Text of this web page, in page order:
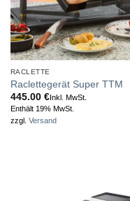
RACLETTE
Raclettegerät Super TTM
445.00 €Inkl. MwSt.
Enthält 19% MwSt.
zzgl. Versand